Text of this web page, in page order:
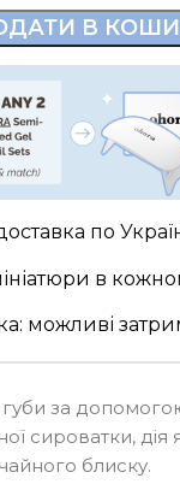
В
по
в
можливі
губи за
сироватки, дія
блиску.